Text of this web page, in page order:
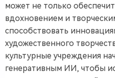
может не только
вдохновением и
способствовать
художественного
культурные учреждения
генеративным ИИ, чтобы